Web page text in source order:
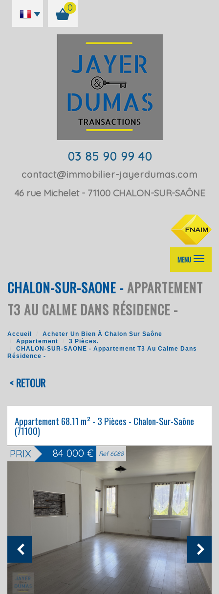
0
03 85 90 99 40
contact@immobilier-jayerdumas.com
46 rue Michelet
71100 CHALON-SUR-SAÔNE
MENU
CHALON-SUR-SAONE -APPARTEMENT
T3 AU CALME DANS RÉSIDENCE -
Accueil
Acheter Un Bien À Chalon Sur Saône
Appartement
3 Pièces.
CHALON-SUR-SAONE - Appartement T3 Au Calme Dans
Résidence -
< RETOUR
Appartement 68.11 m² - 3 Pièces - Chalon-Sur-Saône
(71100)
PRIX 84 000 € Ref 6088